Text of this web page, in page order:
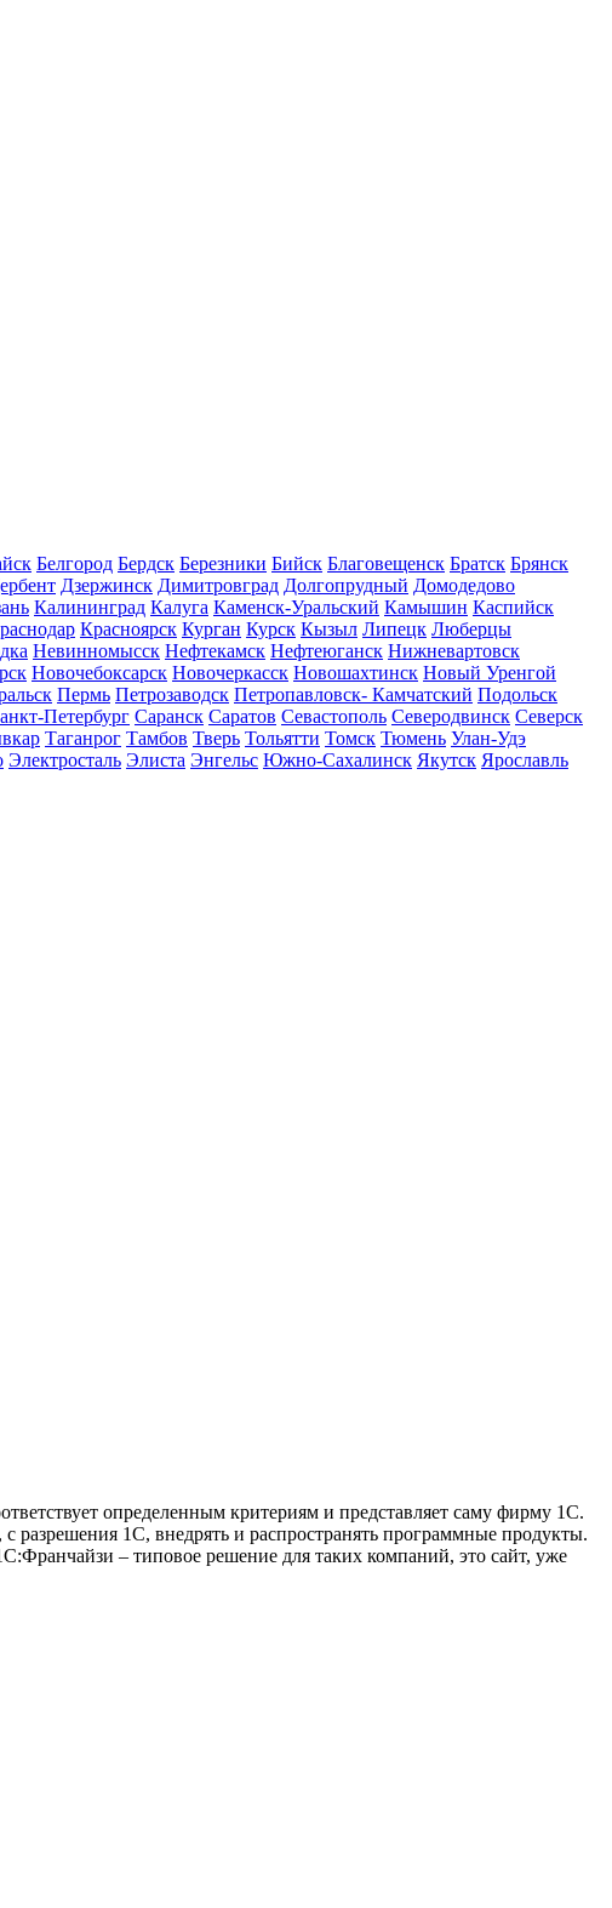
Белгород Бердск Березники Бийск Благовещенск Братск Брянск
Дзержинск Димитровград Долгопрудный Домодедово
Калининград Калуга Каменск-Уральский Камышин Каспийск
Красноярск Курган Курск Кызыл Липецк Люберцы
Невинномысск Нефтекамск Нефтеюганск Нижневартовск
Новочебоксарск Новочеркасск Новошахтинск Новый Уренгой
Пермь Петрозаводск Петропавловск- Камчатский Подольск
Петербург Саранск Саратов Севастополь Северодвинск Северск
Таганрог Тамбов Тверь Тольятти Томск Тюмень Улан-Удэ
Электросталь Элиста Энгельс Южно-Сахалинск Якутск Ярославль
определенным критериям и представляет саму фирму 1С.
разрешения 1С, внедрять и распространять программные продукты.
– типовое решение для таких компаний, это сайт, уже